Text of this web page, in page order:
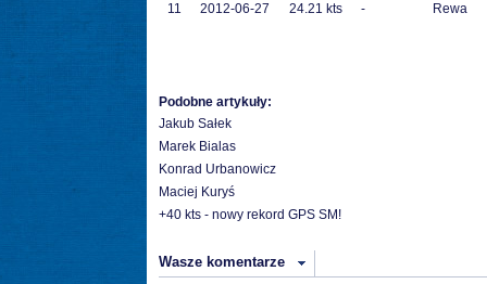
11
2012-06-27 24.21 kts - Rewa
Podobne artykuły:
Jakub Sałek
Marek Bialas
Konrad Urbanowicz
Maciej Kuryś
+40 kts - nowy rekord GPS SM!
Wasze komentarze